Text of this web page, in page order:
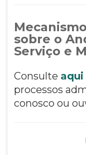
sobre o
Serviço e
Consulte aqui
processos
conosco ou